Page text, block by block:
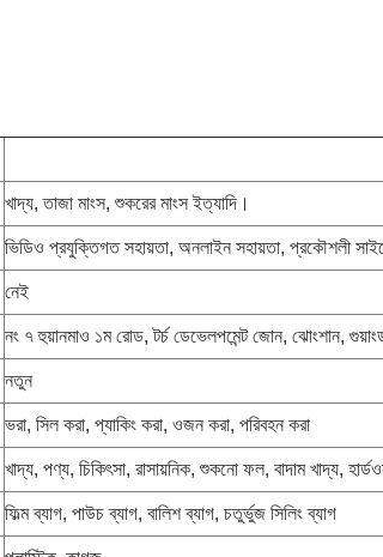
খাদ্য, তাজা মাংস, শুকরের মাংস ইত্যাদি।
ভিডিও প্রযুক্তিগত সহায়তা, অনলাইন সহায়তা, প্রকৌশলী
নেই
নং ৭ হুয়ানমাও ১ম রোড, টর্চ ডেভেলপমেন্ট জোন, ঝোংশান,
নতুন
ভরা, সিল করা, প্যাকিং করা, ওজন করা, পরিবহন করা
খাদ্য, পণ্য, চিকিৎসা, রাসায়নিক, শুকনো ফল, বাদাম খাদ্য,
ফিল্ম ব্যাগ, পাউচ ব্যাগ, বালিশ ব্যাগ, চতুর্ভুজ সিলিং ব্যাগ